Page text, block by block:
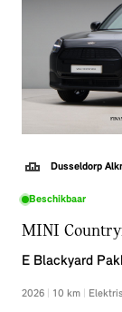
we erbij kunnen
Dusseldorp
Beschikbaar
MINI
E Blackyard
2026 10 km